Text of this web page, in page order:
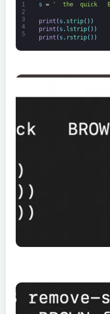
1
2
3
4
5
s = '  the  quick
print ( s . strip( ) )
print ( s . lstrip( ) )
print ( s . rstrip( ) )